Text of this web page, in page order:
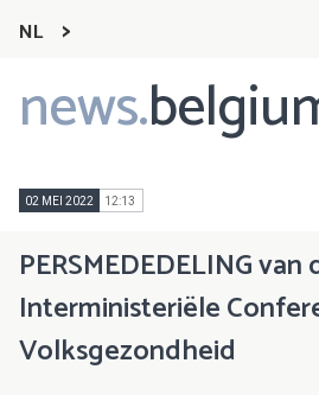
NL
news.
Main
navigation
02 MEI 2022 12:13
PERSMEDEDELING van
Interministeriële
Volksgezondheid